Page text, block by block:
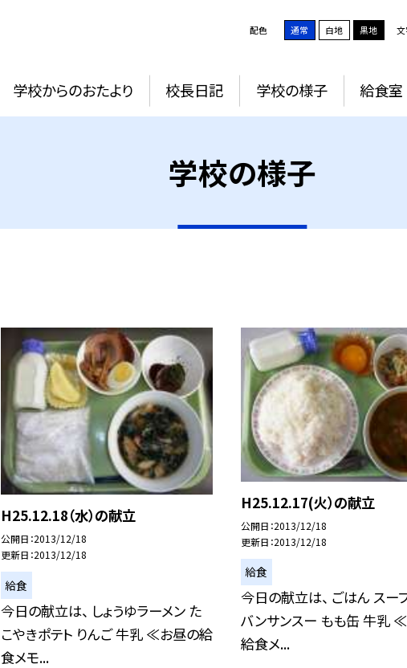
配色 通常 白地 黒地
学校からのおたより 校長日記 学校の様子 給食室
学校の様子
H25.12.18（水）の献立
公開日 2013/12/18
更新日 2013/12/18
給食
今日の献立は、 しょうゆラーメン た
こやきポテト りんご 牛乳 ≪お昼の給
食メモ...
H25.12.17(火）の献立
公開日 2013/12/18
更新日 2013/12/18
給食
今日の献立は、 ごはん スー
バンサンスー もも缶 牛乳
給食メ...